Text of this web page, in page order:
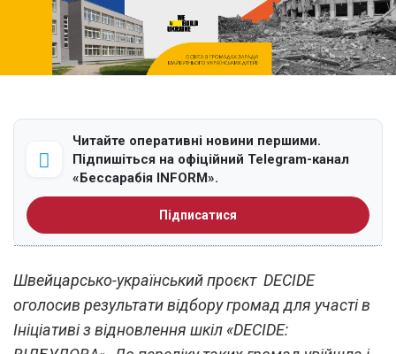
Читайте оперативні новини першими.
Підпишіться на офіційний Telegram-канал
«Бессарабія INFORM».
Підписатися
Швейцарсько-український проєкт DECIDE
оголосив результати відбору громад для участі в
Ініціативі з відновлення шкіл «DECIDE: